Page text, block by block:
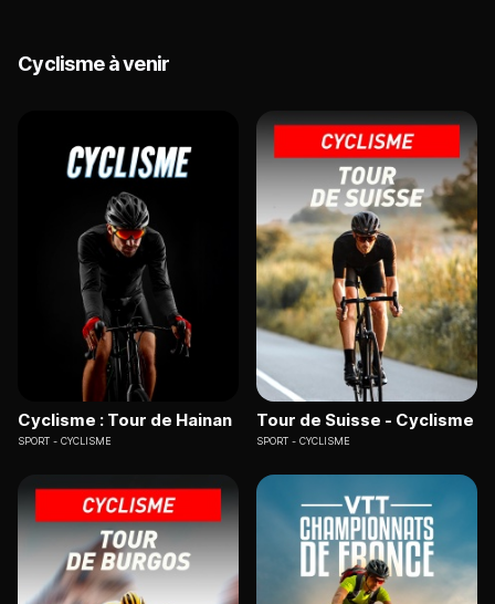
Cyclisme à venir
Cyclisme : Tour de Hainan
SPORT CYCLISME
Tour de Suisse - Cyclisme
SPORT CYCLISME